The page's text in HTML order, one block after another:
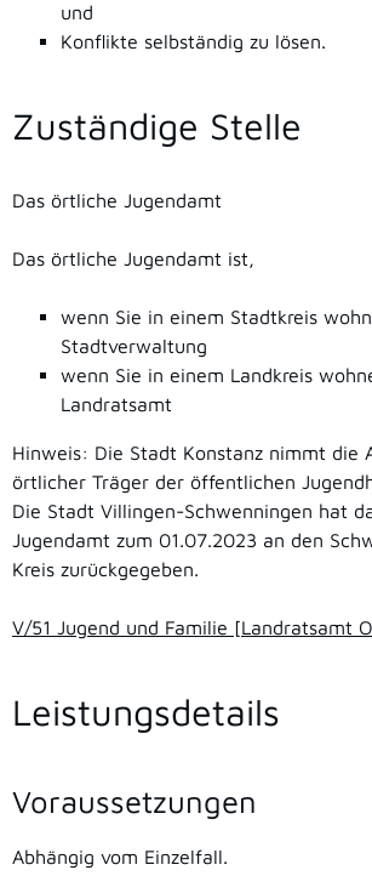
und
Konflikte selbständig zu lösen.
Zuständige Stelle
Das örtliche Jugendamt
Das örtliche Jugendamt ist,
wenn Sie in einem Stadtkreis
Stadtverwaltung
wenn Sie in einem Landkreis
Landratsamt
Hinweis: Die Stadt Konstanz nimmt die
örtlicher Träger der öffentlichen
Die Stadt Villingen-Schwenningen hat
Jugendamt zum 01.07.2023 an den
Kreis zurückgegeben.
V/51 Jugend und Familie [Landratsamt
Leistungsdetails
Voraussetzungen
Abhängig vom Einzelfall.